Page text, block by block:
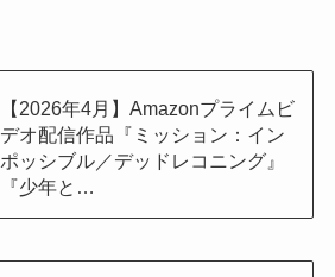
【2026年4月】Amazonプライムビ
デオ配信作品『ミッション：イン
ポッシブル／デッドレコニング』
『少年と…